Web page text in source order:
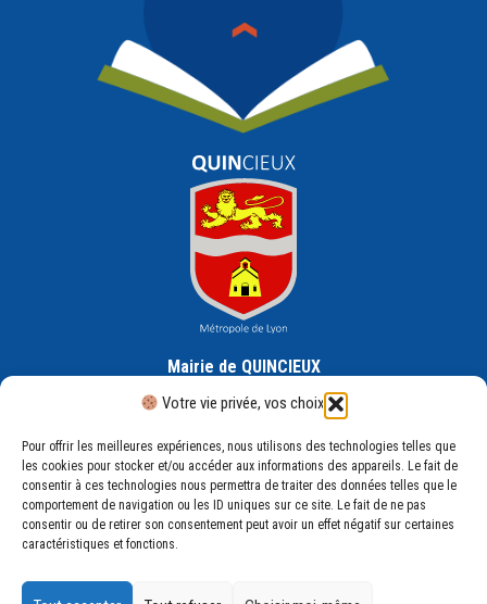
Votre vie privée, vos choix
Pour offrir les meilleures expériences, nous utilisons des technologies telles que
les cookies pour stocker et/ou accéder aux informations des appareils. Le fait de
consentir à ces technologies nous permettra de traiter des données telles que le
comportement de navigation ou les ID uniques sur ce site. Le fait de ne pas
consentir ou de retirer son consentement peut avoir un effet négatif sur certaines
caractéristiques et fonctions.
Mairie de QUINCIEUX
30 Rue de la République, 69650 Quincieux
Mentions légales
Politique de confidentialité